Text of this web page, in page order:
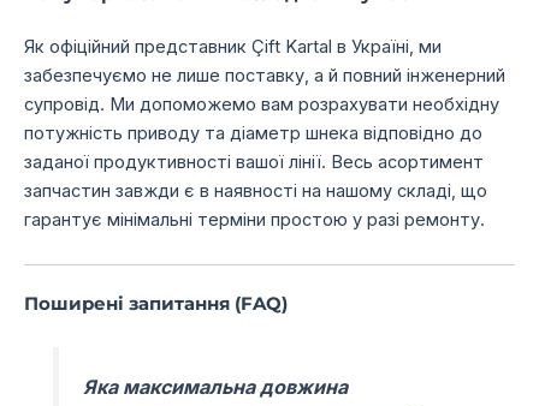
Як офіційний представник Çift Kartal в Україні, ми
забезпечуємо не лише поставку, а й повний інженерний
супровід. Ми допоможемо вам розрахувати необхідну
потужність приводу та діаметр шнека відповідно до
заданої продуктивності вашої лінії. Весь асортимент
запчастин завжди є в наявності на нашому складі, що
гарантує мінімальні терміни простою у разі ремонту.
Поширені запитання (FAQ)
Яка максимальна довжина